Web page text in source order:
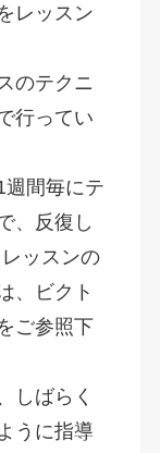
レッスン
のテクニ
行ってい
週間毎にテ
、反復し
ッスンの
、ビクト
ご参照下
しばらく
うに指導